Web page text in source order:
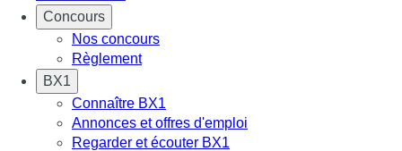
Concours
Nos concours
Règlement
BX1
Connaître BX1
Annonces et offres d'emploi
Regarder et écouter BX1